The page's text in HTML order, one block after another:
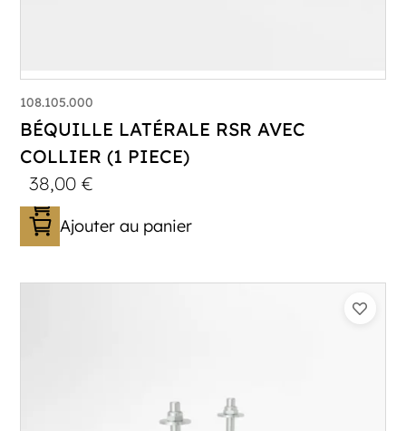
108.105.000
BÉQUILLE LATÉRALE RSR AVEC
COLLIER (1 PIECE)
38,00€
Ajouter au panier